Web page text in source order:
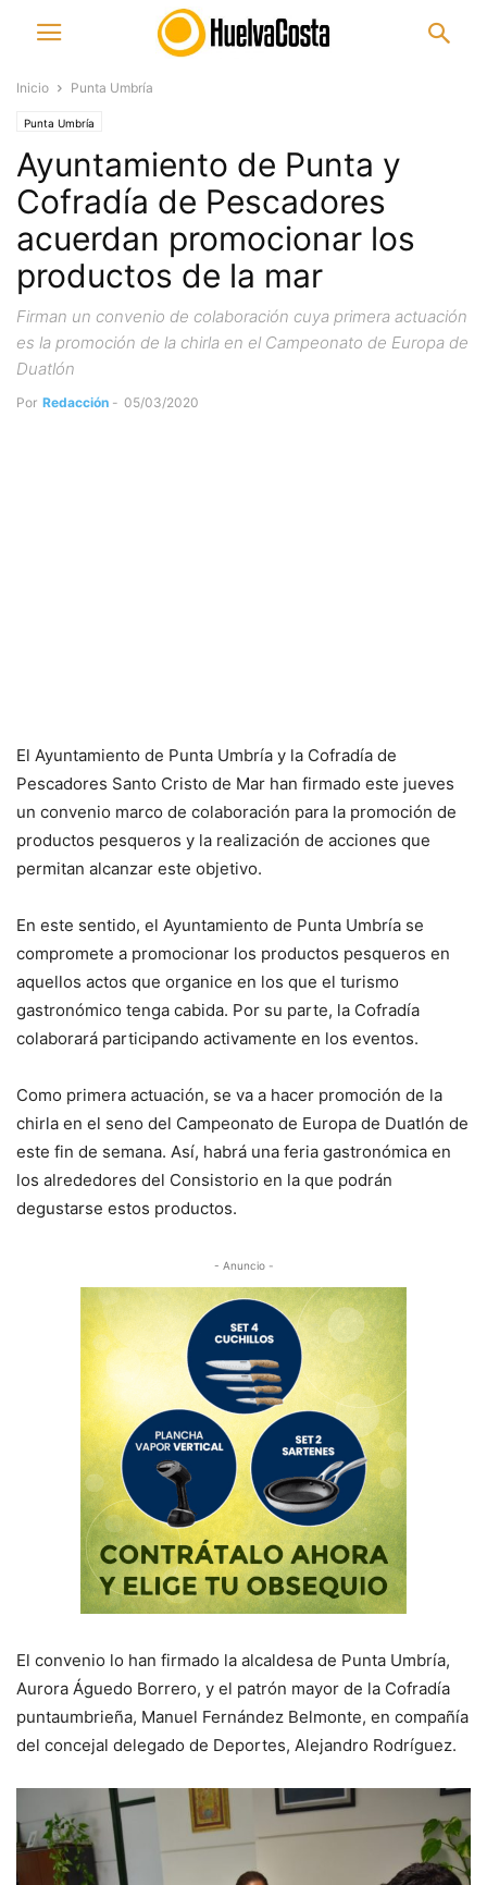
Inicio Punta Umbría
Punta Umbría
Ayuntamiento de Punta y
Cofradía de Pescadores
acuerdan promocionar los
productos de la mar
Firman un convenio de colaboración cuya primera actuación
es la promoción de la chirla en el Campeonato de Europa de
Duatlón
Por Redacción - 05/03/2020
El Ayuntamiento de Punta Umbría y la Cofradía de
Pescadores Santo Cristo de Mar han firmado este jueves
un convenio marco de colaboración para la promoción de
productos pesqueros y la realización de acciones que
permitan alcanzar este objetivo.
En este sentido, el Ayuntamiento de Punta Umbría se
compromete a promocionar los productos pesqueros en
aquellos actos que organice en los que el turismo
gastronómico tenga cabida. Por su parte, la Cofradía
colaborará participando activamente en los eventos.
Como primera actuación, se va a hacer promoción de la
chirla en el seno del Campeonato de Europa de Duatlón de
este fin de semana. Así, habrá una feria gastronómica en
los alrededores del Consistorio en la que podrán
degustarse estos productos.
- Anuncio -
El convenio lo han firmado la alcaldesa de Punta Umbría,
Aurora Águedo Borrero, y el patrón mayor de la Cofradía
puntaumbrieña, Manuel Fernández Belmonte, en compañía
del concejal delegado de Deportes, Alejandro Rodríguez.